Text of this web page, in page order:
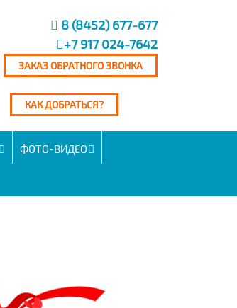
8 (8452) 677-677
+7 917 024-7642
ЗАКАЗ ОБРАТНОГО ЗВОНКА
КАК ДОБРАТЬСЯ?
ФОТО-ВИДЕО